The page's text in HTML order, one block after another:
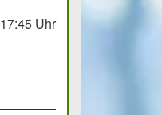
17:45Uhr